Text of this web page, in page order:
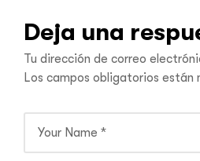
Deja una
Tu dirección de correo
Los campos obligatorios están